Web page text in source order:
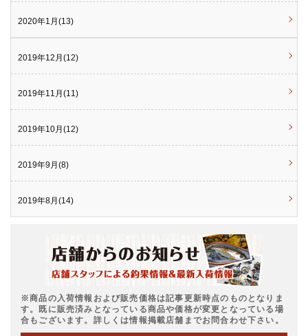
2020年1月(13)
2019年12月(12)
2019年11月(11)
2019年10月(12)
2019年9月(8)
2019年8月(14)
※商品の入荷情報および販売価格は記事更新時点のものとなりま
す。既に販売済みとなっている商品や価格が変更となっている場
合もございます。詳しくは情報掲載店舗までお問合わせ下さい。